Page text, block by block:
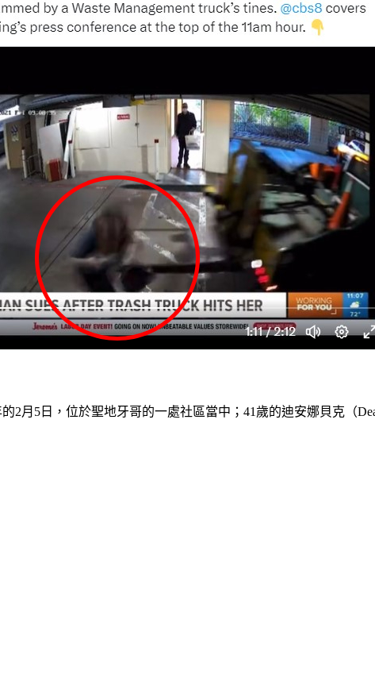
2月5日，位於聖地牙哥的一處社區當中；41歲的迪安娜貝克（